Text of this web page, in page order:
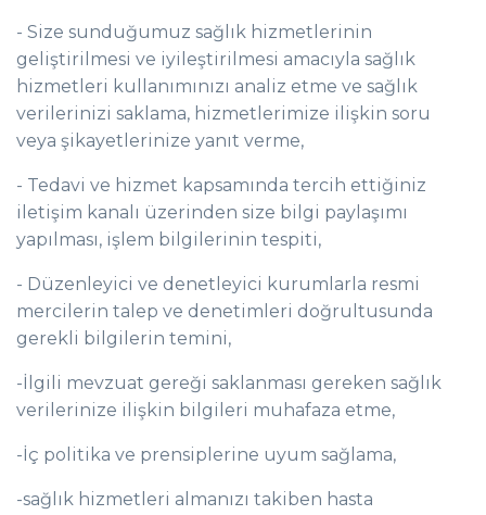
- Size sunduğumuz sağlık hizmetlerinin
geliştirilmesi ve iyileştirilmesi amacıyla sağlık
hizmetleri kullanımınızı analiz etme ve sağlık
verilerinizi saklama, hizmetlerimize ilişkin soru
veya şikayetlerinize yanıt verme,
- Tedavi ve hizmet kapsamında tercih ettiğiniz
iletişim kanalı üzerinden size bilgi paylaşımı
yapılması, işlem bilgilerinin tespiti,
- Düzenleyici ve denetleyici kurumlarla resmi
mercilerin talep ve denetimleri doğrultusunda
gerekli bilgilerin temini,
-İlgili mevzuat gereği saklanması gereken sağlık
verilerinize ilişkin bilgileri muhafaza etme,
-İç politika ve prensiplerine uyum sağlama,
-sağlık hizmetleri almanızı takiben hasta